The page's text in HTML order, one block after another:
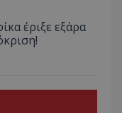
έριξε εξάρα